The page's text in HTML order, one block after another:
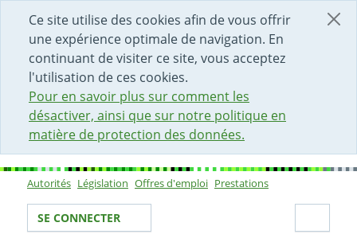
Ce site utilise des cookies afin de vous offrir
une expérience optimale de navigation. En
continuant de visiter ce site, vous acceptez
l'utilisation de ces cookies.
Pour en savoir plus sur comment les
désactiver, ainsi que sur notre politique en
matière de protection des données.
DÉBUT DU CONTENU DE LA PAGE
ACCÈS AU CHAMP DE RECHERCHE
PAGE D'ACCUEIL
FORMULAIRE DE CONTACT
Sous-navigation
Autorités Législation Offres d'emploi Prestations
Votre identité
SE CONNECTER